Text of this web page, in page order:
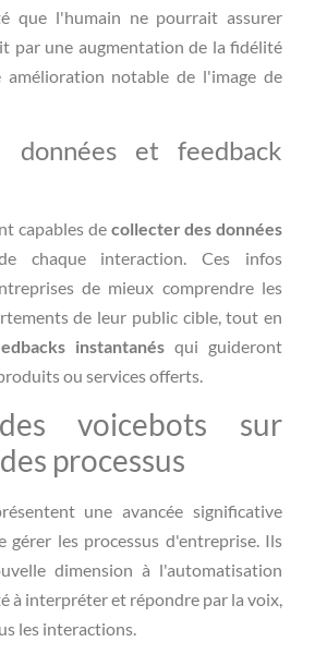
que l'humain ne pourrait assurer
par une augmentation de la fidélité
notable de l'image de
données et feedback
capables de collecter des données
chaque interaction. Ces infos
de mieux comprendre les
de leur public cible, tout en
instantanés qui guideront
ou services offerts.
voicebots sur
processus
une avancée significative
gérer les processus d'entreprise. Ils
dimension à l'automatisation
à interpréter et répondre par la voix,
les interactions.